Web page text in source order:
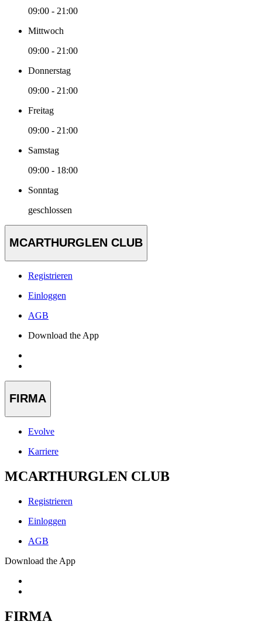
09:00 - 21:00
Mittwoch
09:00 - 21:00
Donnerstag
09:00 - 21:00
Freitag
09:00 - 21:00
Samstag
09:00 - 18:00
Sonntag
geschlossen
MCARTHURGLEN CLUB
Registrieren
Einloggen
AGB
Download the App
FIRMA
Evolve
Karriere
MCARTHURGLEN CLUB
Registrieren
Einloggen
AGB
Download the App
FIRMA